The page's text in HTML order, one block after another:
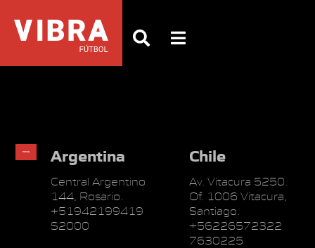
Argentina
Central Argentino
144, Rosario.
+51942199419
S2000
Chile
Av. Vitacura 5250.
Of. 1006 Vitacura,
Santiago.
+56226572322
7630225